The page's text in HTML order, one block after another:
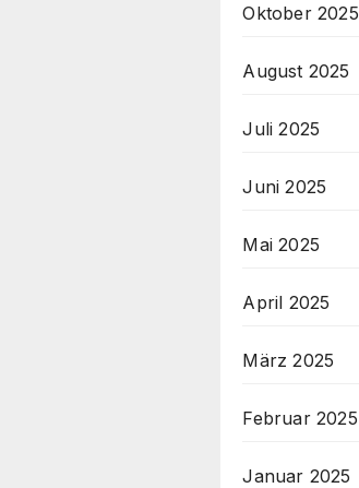
Oktober 2025
August 2025
Juli 2025
Juni 2025
Mai 2025
April 2025
März 2025
Februar 2025
Januar 2025